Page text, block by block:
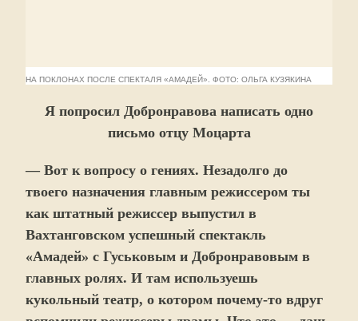
НА ПОКЛОНАХ ПОСЛЕ СПЕКТАЛЯ «АМАДЕЙ». ФОТО: ОЛЬГА КУЗЯКИНА
Я попросил Добронравова написать одно
письмо отцу Моцарта
— Вот к вопросу о гениях. Незадолго до
твоего назначения главным режиссером ты
как штатный режиссер выпустил в
Вахтанговском успешный спектакль
«Амадей» с Гуськовым и Добронравовым в
главных ролях. И там используешь
кукольный театр, о котором почему-то вдруг